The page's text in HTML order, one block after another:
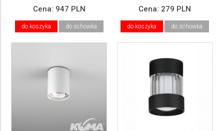
Cena: 947 PLN
do koszyka do schowka
Cena: 279 PLN
do koszyka do schowka